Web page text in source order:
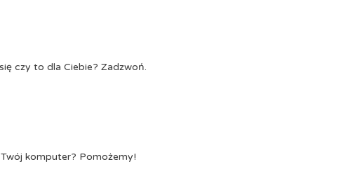
czy to dla Ciebie? Zadzwoń.
komputer? Pomożemy!